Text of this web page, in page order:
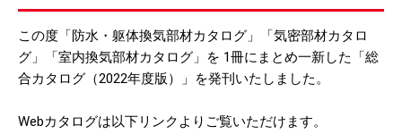
この度「防水・躯体換気部材カタログ」「気密部材カタロ
グ」「室内換気部材カタログ」を 1冊にまとめ一新した「総
合カタログ（2022年度版）」を発刊いたしました。
Webカタログは以下リンクよりご覧いただけます。